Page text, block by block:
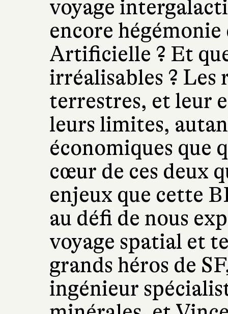
voyage
encore
Artificielle ? Et
irréalisables ? Les
terrestres, et leur
leurs limites,
économiques que
cœur de ces deux
enjeux que cette
au défi de nous
voyage spatial et
grands héros de
ingénieur